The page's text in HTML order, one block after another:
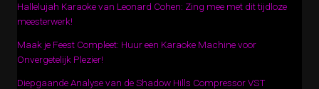
Hallelujah Karaoke van Leonard Cohen: Zing mee met dit tijdloze
meesterwerk!
Maak je Feest Compleet: Huur een Karaoke Machine voor
Onvergetelijk Plezier!
Diepgaande Analyse van de Shadow Hills Compressor VST